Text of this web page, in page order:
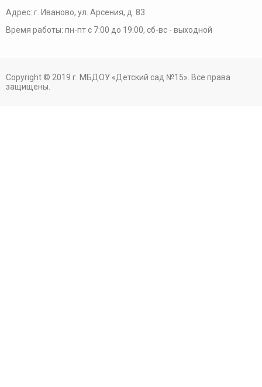
Адрес: г. Иваново, ул. Арсения, д. 83
Время работы: пн-пт с 7:00 до 19:00, сб-вс - выходной
Copyright © 2019 г. МБДОУ «Детский сад №15». Все права
защищены.